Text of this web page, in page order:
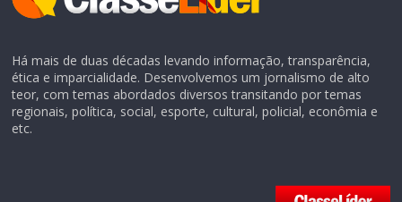
Há mais de duas décadas levando informação, transparência,
ética e imparcialidade. Desenvolvemos um jornalismo de alto
teor, com temas abordados diversos transitando por temas
regionais, política, social, esporte, cultural, policial, econômia e
etc.